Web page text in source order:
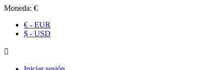
Moneda: €
€ - EUR
$ - USD
